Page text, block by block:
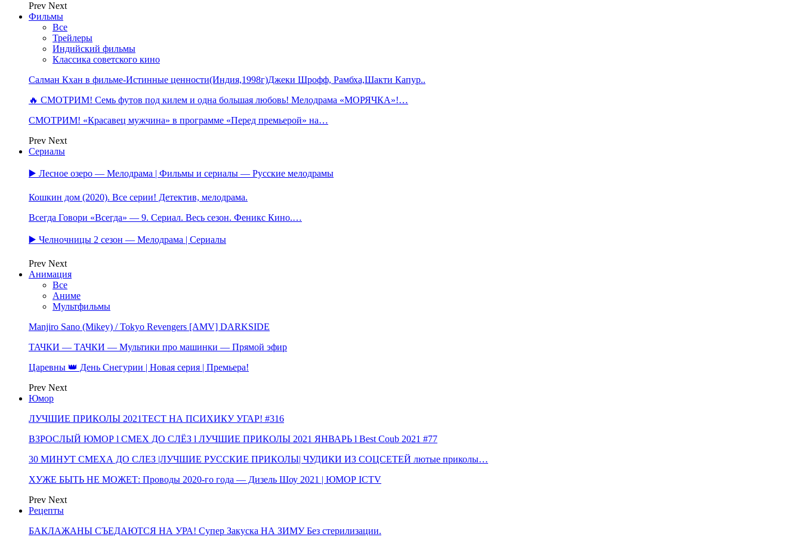
Prev Next
Фильмы
Все
Трейлеры
Индийский фильмы
Классика советского кино
Салман Кхан в фильме-Истинные ценности(Индия,1998г)Джеки Шрофф, Рамбха,Шакти Капур..
🔥 СМОТРИМ! Семь футов под килем и одна большая любовь! Мелодрама «МОРЯЧКА»!…
СМОТРИМ! «Красавец мужчина» в программе «Перед премьерой» на…
Prev Next
Сериалы
▶️ Лесное озеро — Мелодрама | Фильмы и сериалы — Русские мелодрамы
Кошкин дом (2020). Все серии! Детектив, мелодрама.
Всегда Говори «Всегда» — 9. Сериал. Весь сезон. Феникс Кино.…
▶️ Челночницы 2 сезон — Мелодрама | Сериалы
Prev Next
Анимация
Все
Аниме
Мультфильмы
Manjiro Sano (Mikey) / Tokyo Revengers [AMV] DARKSIDE
ТАЧКИ — ТАЧКИ — Мультики про машинки — Прямой эфир
Царевны 👑 День Снегурии | Новая серия | Премьера!
Prev Next
Юмор
ЛУЧШИЕ ПРИКОЛЫ 2021ТЕСТ НА ПСИХИКУ УГАР! #316
ВЗРОСЛЫЙ ЮМОР l СМЕХ ДО СЛЁЗ l ЛУЧШИЕ ПРИКОЛЫ 2021 ЯНВАРЬ l Best Coub 2021 #77
30 МИНУТ СМЕХА ДО СЛЕЗ |ЛУЧШИЕ РУССКИЕ ПРИКОЛЫ| ЧУДИКИ ИЗ СОЦСЕТЕЙ лютые приколы…
ХУЖЕ БЫТЬ НЕ МОЖЕТ: Проводы 2020-го года — Дизель Шоу 2021 | ЮМОР ICTV
Prev Next
Рецепты
БАКЛАЖАНЫ СЪЕДАЮТСЯ НА УРА! Супер Закуска НА ЗИМУ Без стерилизации.